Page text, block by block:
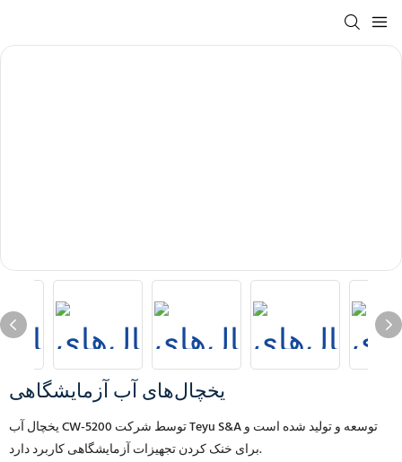
یخچال‌های آب آزمایشگاهی
یخچال آب CW-5200 توسط شرکت Teyu S&A توسعه و تولید شده است و
برای خنک کردن تجهیزات آزمایشگاهی کاربرد دارد.